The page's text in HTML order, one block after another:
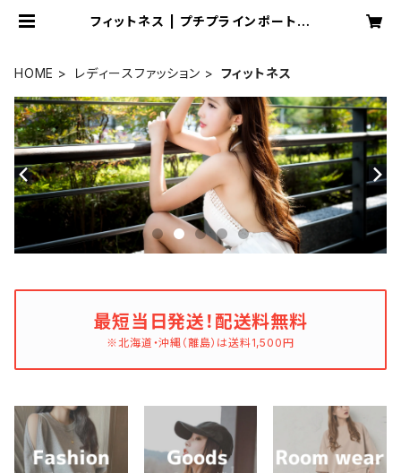
フィットネス | プチプラインポートレ
HOME
レディースファッション フィットネス
最短当日発送！配送料無料
※北海道・沖縄（離島）は送料1,500円